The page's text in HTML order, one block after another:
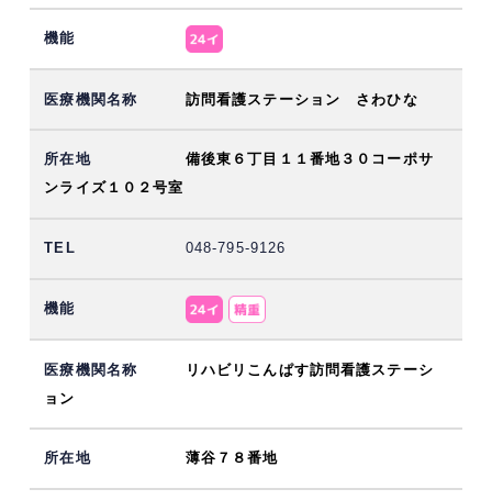
訪問看護ステーション さわひな
備後東６丁目１１番地３０コーポサ
ンライズ１０２号室
048-795-9126
リハビリこんぱす訪問看護ステーシ
ョン
薄谷７８番地